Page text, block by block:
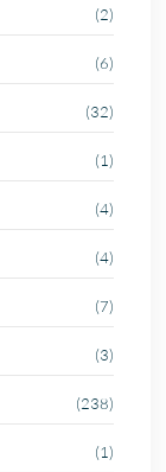
(2)
(6)
(32)
(1)
(4)
(4)
(7)
(3)
(238)
(1)